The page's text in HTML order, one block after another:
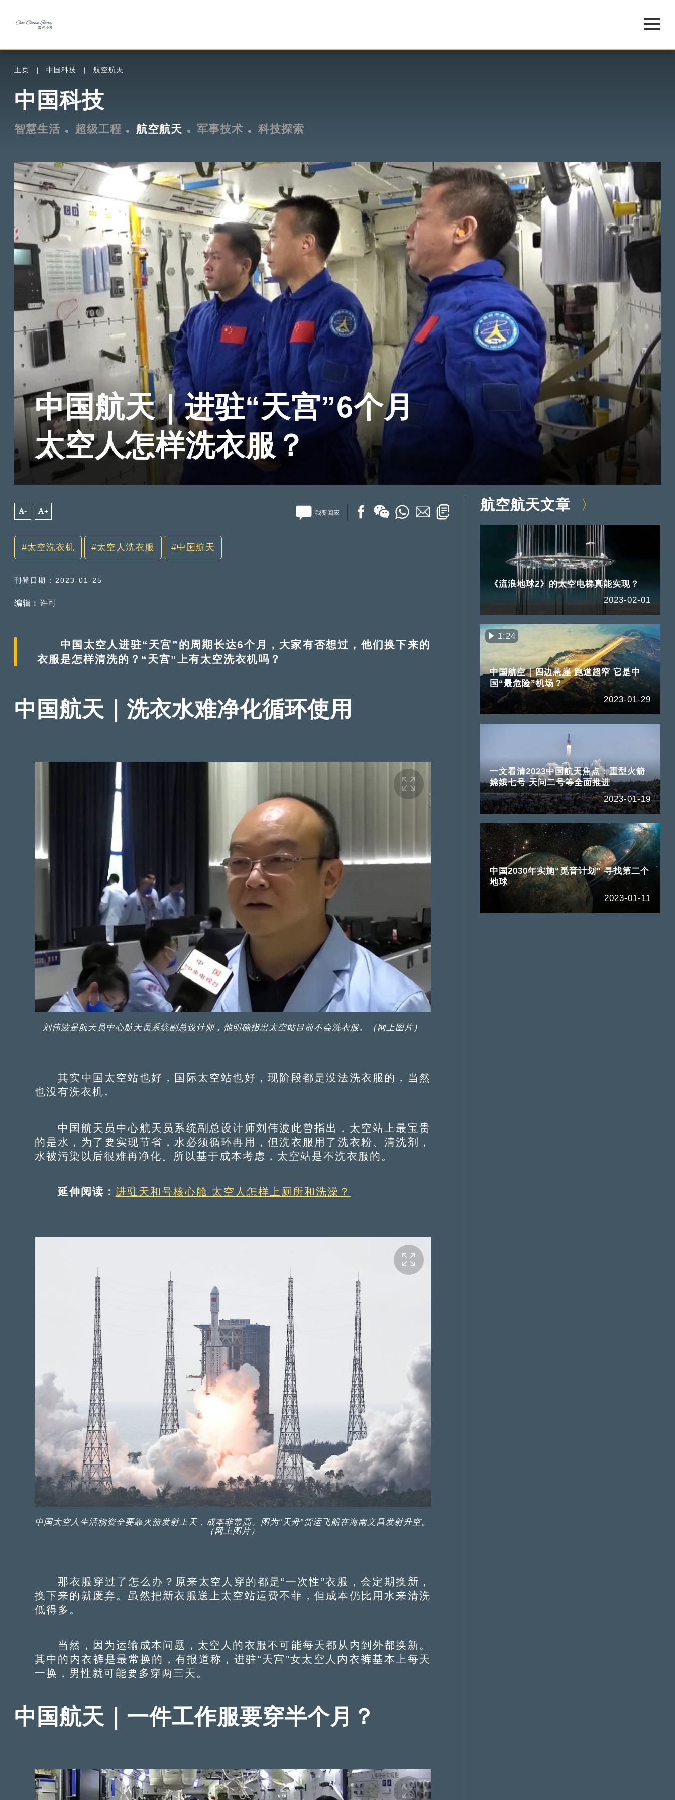
主页 中国科技 航空航天
中国科技
智慧生活 超级工程 航空航天 军事技术 科技探索
中国航天｜进驻“天宫”6个月
太空人怎样洗衣服？
A- A+ 我要回应
太空洗衣机 太空人洗衣服 中国航天
刊登日期 : 2023-01-25
编辑︰许可
中国太空人进驻“天宫”的周期长达6个月，大家有否想过，他们换下来的
衣服是怎样清洗的？“天宫”上有太空洗衣机吗？
中国航天｜洗衣水难净化循环使用
刘伟波是航天员中心航天员系统副总设计师，他明确指出太空站目前不会洗衣服。（网上图片）
其实中国太空站也好，国际太空站也好，现阶段都是没法洗衣服的，当然
也没有洗衣机。
中国航天员中心航天员系统副总设计师刘伟波此曾指出，太空站上最宝贵
的是水，为了要实现节省，水必须循环再用，但洗衣服用了洗衣粉、清洗剂，
水被污染以后很难再净化。所以基于成本考虑，太空站是不洗衣服的。
延伸阅读： 进驻天和号核心舱 太空人怎样上厕所和洗澡？
中国太空人生活物资全要靠火箭发射上天，成本非常高。图为“天舟”货运飞船在海南文昌发射升空。
（网上图片）
那衣服穿过了怎么办？原来太空人穿的都是“一次性”衣服，会定期换新，
换下来的就废弃。虽然把新衣服送上太空站运费不菲，但成本仍比用水来清洗
低得多。
当然，因为运输成本问题，太空人的衣服不可能每天都从内到外都换新。
其中的内衣裤是最常换的，有报道称，进驻“天宫”女太空人内衣裤基本上每天
一换，男性就可能要多穿两三天。
中国航天｜一件工作服要穿半个月？
航空航天文章
《流浪地球2》的太空电梯真能实现？
2023-02-01
1:24
中国航空｜四边悬崖 跑道超窄 它是中
国“最危险”机场？
2023-01-29
一文看清2023中国航天焦点：重型火箭
嫦娥七号 天问二号等全面推进
2023-01-19
中国2030年实施“觅音计划” 寻找第二个
地球
2023-01-11